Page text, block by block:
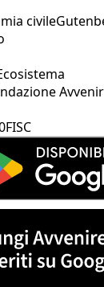
civile
FISC